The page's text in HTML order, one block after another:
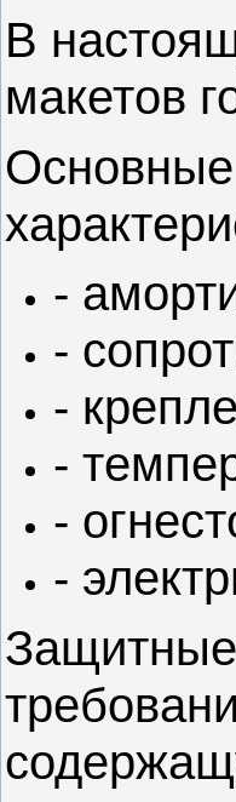
В
макетов
-
-
-
-
-
-